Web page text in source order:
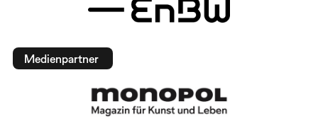
Medienpartner